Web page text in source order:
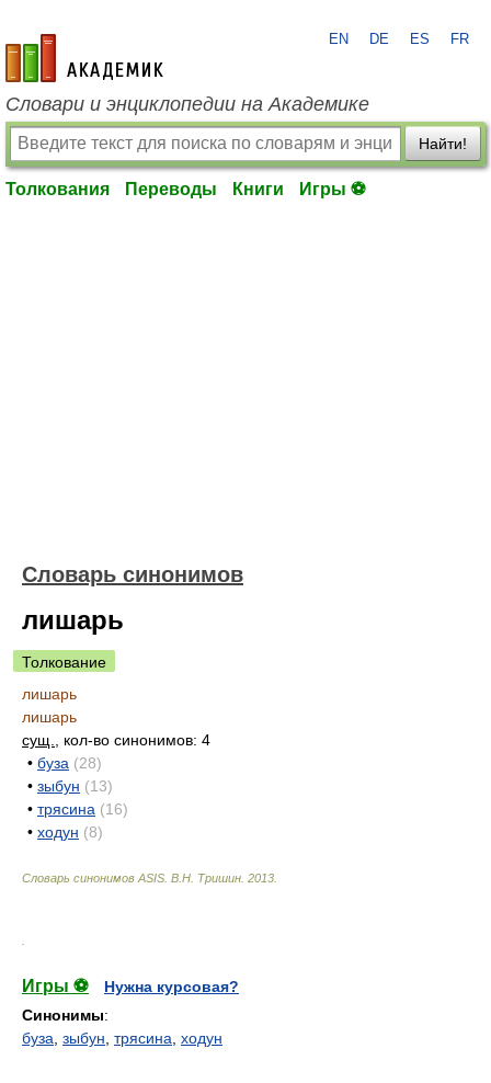
academic.ru
EN DE ES FR
Словари и энциклопедии на Академике
Найти!
Толкования Переводы Книги Игры ⚽
Словарь синонимов
лишарь
Толкование
лишарь
лишарь
сущ.
, кол-во синонимов: 4
• буза (28)
• зыбун (13)
• трясина (16)
• ходун (8)
Словарь синонимов ASIS. В.Н. Тришин 2013
Игры ⚽
Нужна курсовая?
Синонимы:
буза зыбун трясина ходун